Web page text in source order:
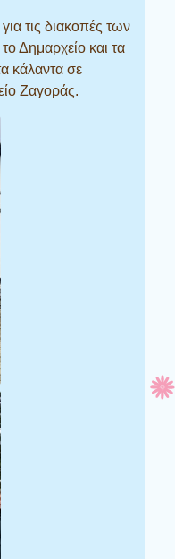
τις διακοπές των
Δημαρχείο και τα
κάλαντα σε
Ζαγοράς.